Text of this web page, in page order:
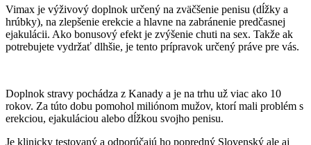
Vimax je výživový doplnok určený na zväčšenie penisu (dĺžky a
hrúbky), na zlepšenie erekcie a hlavne na zabránenie predčasnej
ejakulácii. Ako bonusový efekt je zvýšenie chuti na sex. Takže ak
potrebujete vydržať dlhšie, je tento prípravok určený práve pre vás.
Doplnok stravy pochádza z Kanady a je na trhu už viac ako 10
rokov. Za túto dobu pomohol miliónom mužov, ktorí mali problém s
erekciou, ejakuláciou alebo dĺžkou svojho penisu.
Je klinicky testovaný a odporúčajú ho popredný Slovenský ale aj